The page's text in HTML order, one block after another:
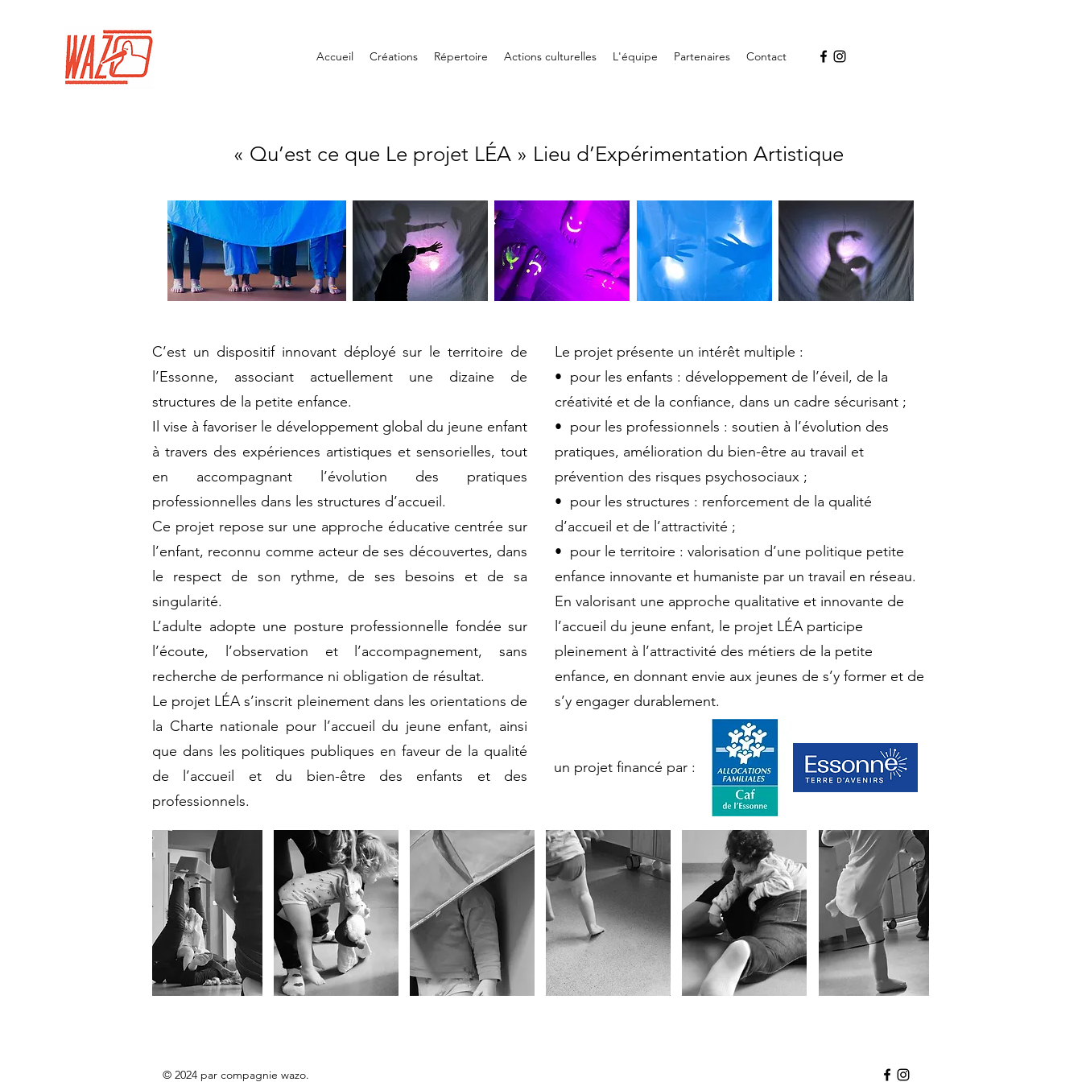
Accueil Créations Répertoire Actions culturelles L'équipe Partenaires Contact
« Qu’est ce que Le projet LÉA » Lieu d’Expérimentation Artistique
C’est un dispositif innovant déployé sur le territoire de
l’Essonne, associant actuellement une dizaine de
structures de la petite enfance.
Il vise à favoriser le développement global du jeune enfant
à travers des expériences artistiques et sensorielles, tout
en accompagnant l’évolution des pratiques
professionnelles dans les structures d’accueil.
Ce projet repose sur une approche éducative centrée sur
l’enfant, reconnu comme acteur de ses découvertes, dans
le respect de son rythme, de ses besoins et de sa
singularité.
L’adulte adopte une posture professionnelle fondée sur
l’écoute, l’observation et l’accompagnement, sans
recherche de performance ni obligation de résultat.
Le projet LÉA s’inscrit pleinement dans les orientations de
la Charte nationale pour l’accueil du jeune enfant, ainsi
que dans les politiques publiques en faveur de la qualité
de l’accueil et du bien-être des enfants et des
professionnels.
Le projet présente un intérêt multiple :
•⁠ ⁠pour les enfants : développement de l’éveil, de la
créativité et de la confiance, dans un cadre sécurisant ;
•⁠ ⁠pour les professionnels : soutien à l’évolution des
pratiques, amélioration du bien-être au travail et
prévention des risques psychosociaux ;
•⁠ ⁠pour les structures : renforcement de la qualité
d’accueil et de l’attractivité ;
•⁠ ⁠pour le territoire : valorisation d’une politique petite
enfance innovante et humaniste par un travail en réseau.
En valorisant une approche qualitative et innovante de
l’accueil du jeune enfant, le projet LÉA participe
pleinement à l’attractivité des métiers de la petite
enfance, en donnant envie aux jeunes de s’y former et de
s’y engager durablement.
un projet financé par :
© 2024 par compagnie wazo.